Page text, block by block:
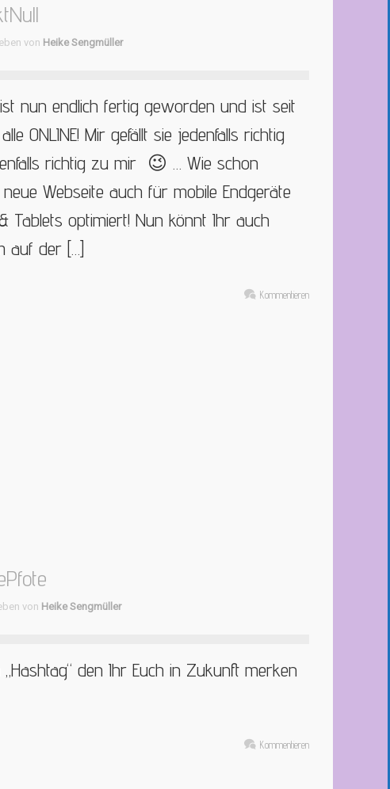
von Heike Sengmüller
nun endlich fertig geworden und ist seit
ONLINE! Mir gefällt sie jedenfalls richtig
richtig zu mir 😉 … Wie schon
Webseite auch für mobile Endgeräte
Tablets optimiert! Nun könnt Ihr auch
auf der […]
Kommentieren
von Heike Sengmüller
den Ihr Euch in Zukunft merken
Kommentieren